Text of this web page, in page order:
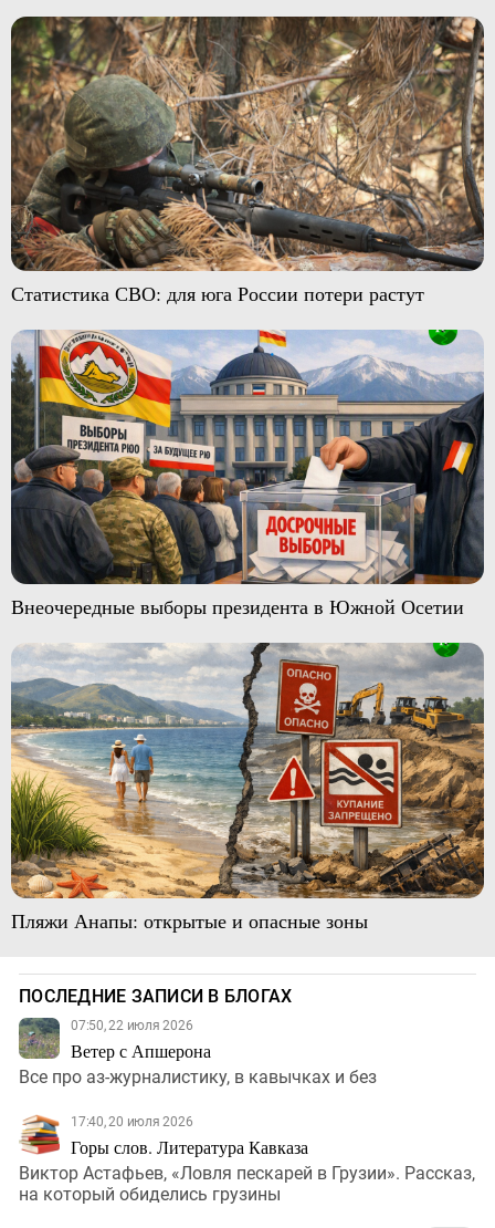
Статистика СВО: для юга России потери растут
Внеочередные выборы президента в Южной Осетии
Пляжи Анапы: открытые и опасные зоны
ПОСЛЕДНИЕ ЗАПИСИ В БЛОГАХ
07:50, 22 июля 2026
Ветер с Апшерона
Все про аз-журналистику, в кавычках и без
17:40, 20 июля 2026
Горы слов. Литература Кавказа
Виктор Астафьев, «Ловля пескарей в Грузии». Рассказ,
на который обиделись грузины